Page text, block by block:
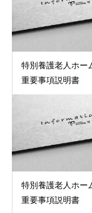
特別養護老人ホー
重要事項説明書
特別養護老人ホー
重要事項説明書